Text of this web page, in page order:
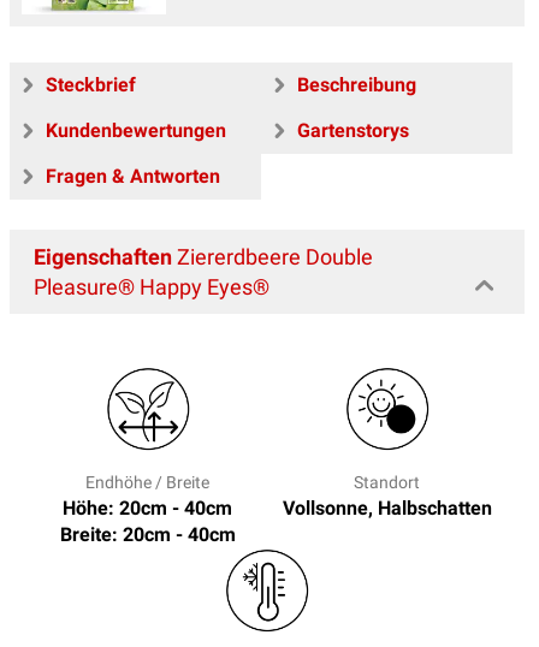
Steckbrief
Beschreibung
Kundenbewertungen
Gartenstorys
Fragen & Antworten
EigenschaftenZiererdbeere Double
Pleasure® Happy Eyes®
Endhöhe / Breite
Höhe: 20cm - 40cm
Breite: 20cm - 40cm
Standort
Vollsonne, Halbschatten